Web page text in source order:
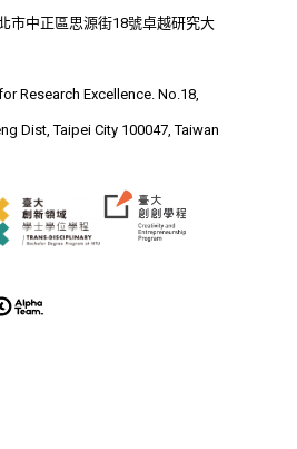
市中正區思源街18號卓越研究大
Research Excellence. No.18,
Dist, Taipei City 100047, Taiwan